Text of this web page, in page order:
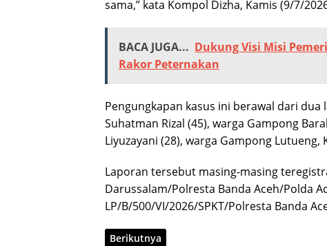
sama,” kata Kompol Dizha, Kamis (9/7/
BACA JUGA... Dukung Visi Misi
Rakor Peternakan
Pengungkapan kasus ini berawal dari
Suhatman Rizal (45), warga Gampong
Liyuzayani (28), warga Gampong
Laporan tersebut masing-masing
Darussalam/Polresta Banda Aceh/Polda
LP/B/500/VI/2026/SPKT/Polresta Banda
Berikutnya